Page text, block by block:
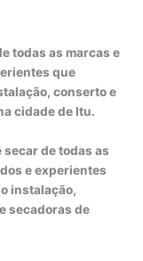
todas as marcas e
que
conserto e
cidade de Itu.
de todas as
e experientes
instalação,
secadoras de